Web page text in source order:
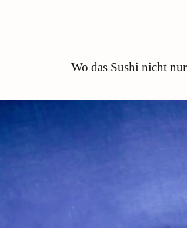
Wo das Sushi nicht